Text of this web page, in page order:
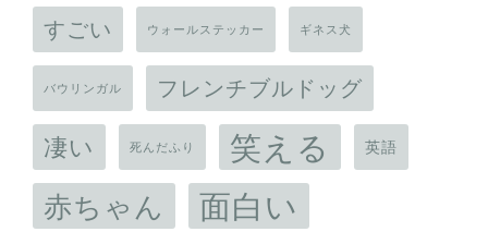
すごい ウォールステッカー ギネス犬
バウリンガル フレンチブルドッグ
凄い 死んだふり 笑える 英語
赤ちゃん 面白い